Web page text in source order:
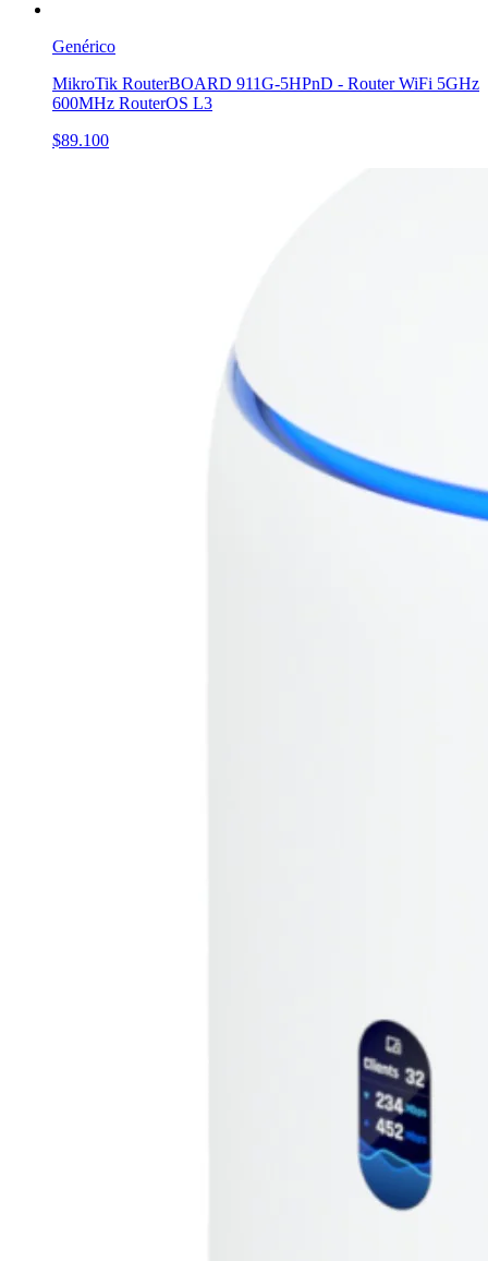
Genérico
MikroTik RouterBOARD 911G-5HPnD - Router WiFi 5GHz
600MHz RouterOS L3
$89.100